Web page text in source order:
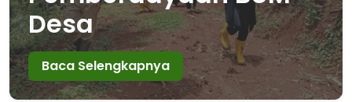
Desa
Baca Selengkapnya